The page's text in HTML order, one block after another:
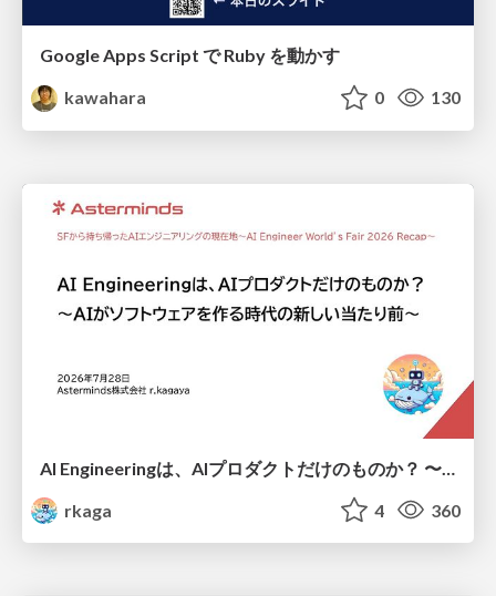
Google Apps Script で Ruby を動かす
kawahara
0 130
rkaga
4 360